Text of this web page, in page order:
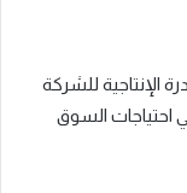
للشركة
احتياجات السوق